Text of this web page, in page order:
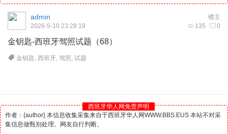
楼主
admin
135 0
2026-5-10 23:28:19
金钥匙-西班牙驾照试题（68）
金钥匙,西班牙,驾照,试题
西班牙华人网免责声明
作者：{author} 本信息收集采集来自于西班牙华人网WWW.BBS.EUS 本站不对采
集信息做甄别处理。网友自行判断。